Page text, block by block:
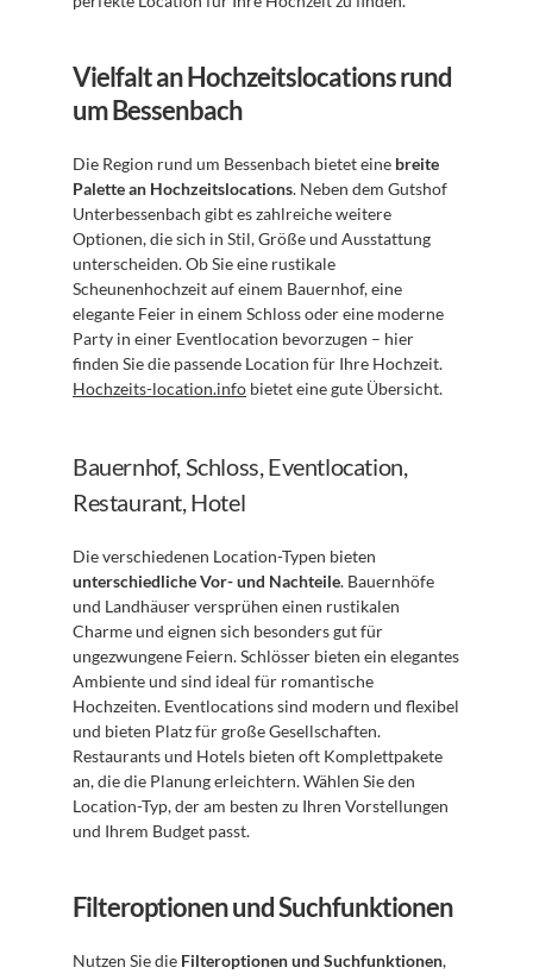
Vielfalt an Hochzeitslocations rund
um Bessenbach
Die Region rund um Bessenbach bietet eine breite
Palette an Hochzeitslocations. Neben dem Gutshof
Unterbessenbach gibt es zahlreiche weitere
Optionen, die sich in Stil, Größe und Ausstattung
unterscheiden. Ob Sie eine rustikale
Scheunenhochzeit auf einem Bauernhof, eine
elegante Feier in einem Schloss oder eine moderne
Party in einer Eventlocation bevorzugen – hier
Hochzeits-location.info bietet eine gute Übersicht.
Bauernhof, Schloss, Eventlocation,
Restaurant, Hotel
unterschiedliche Vor- und Nachteile. Bauernhöfe
und Landhäuser versprühen einen rustikalen
Charme und eignen sich besonders gut für
ungezwungene Feiern. Schlösser bieten ein elegantes
Ambiente und sind ideal für romantische
Hochzeiten. Eventlocations sind modern und flexibel
und bieten Platz für große Gesellschaften.
Restaurants und Hotels bieten oft Komplettpakete
an, die die Planung erleichtern. Wählen Sie den
Location-Typ, der am besten zu Ihren Vorstellungen
und Ihrem Budget passt.
Filteroptionen und Suchfunktionen
Nutzen Sie die Filteroptionen und Suchfunktionen,